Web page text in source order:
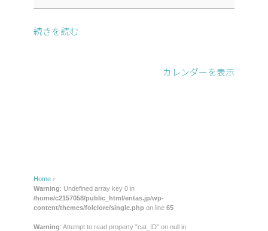
い
続きを読む
カレンダーを表示
Home ›
Warning: Undefined array key 0 in
/home/c2157058/public_html/entas.jp/wp-
content/themes/folclore/single.php on line 65
Warning: Attempt to read property "cat_ID" on null in